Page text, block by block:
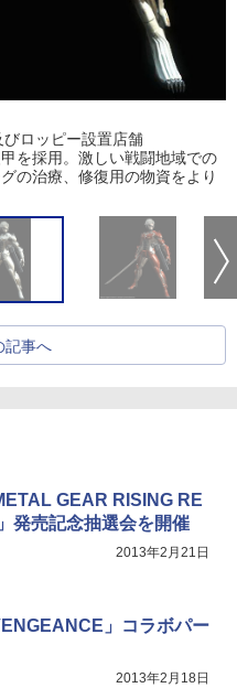
ロッピー設置店舗
を採用。激しい戦闘地域での
の治療、修復用の物資をより
記事へ
GEAR RISING RE
発売記念抽選会を開催
2013年2月21日
」コラボパー
2013年2月18日